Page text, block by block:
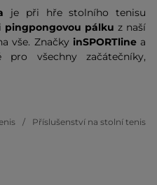
je při hře stolního tenisu
pingpongovou pálku z naší
vše. Značky inSPORTline a
pro všechny začátečníky,
Příslušenství na stolní tenis